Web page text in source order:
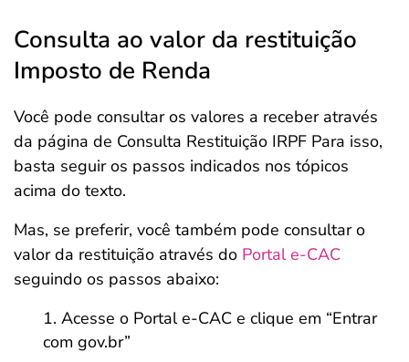
Consulta ao valor da restituição
Imposto de Renda
Você pode consultar os valores a receber através
da página de Consulta Restituição IRPF Para isso,
basta seguir os passos indicados nos tópicos
acima do texto.
Mas, se preferir, você também pode consultar o
valor da restituição através do Portal e-CAC
seguindo os passos abaixo:
Acesse o Portal e-CAC e clique em “Entrar
com gov.br”